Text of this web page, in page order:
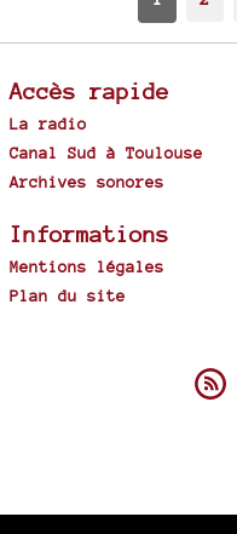
Accès rapide
La radio
Canal Sud à Toulouse
Archives sonores
Informations
Mentions légales
Plan du site